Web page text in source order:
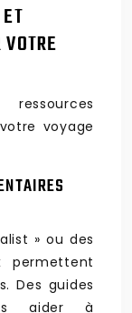
voyage
» ou des
permettent
Des guides
aider à